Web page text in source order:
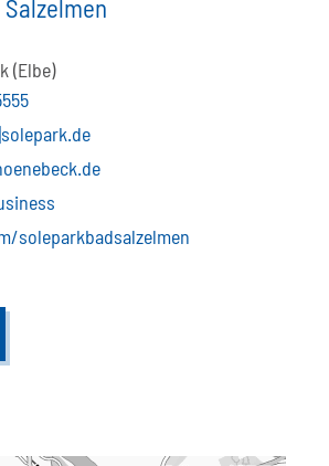
(Elbe)
soleparkbadsalzelmen